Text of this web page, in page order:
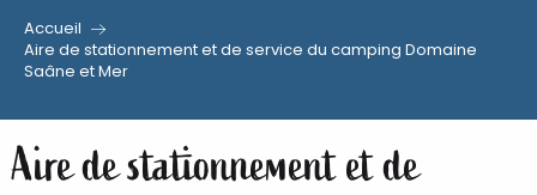
Aller
principal
Accueil
Aire de stationnement et de service du camping Domaine
Saâne et Mer
Aire de stationnement et de